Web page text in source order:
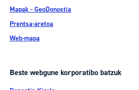
Mapak - GeoDonostia
Prentsa-aretoa
Web-mapa
Beste webgune korporatibo batzuk